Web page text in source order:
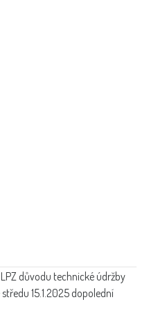
Z důvodu technické údržby
15.1.2025 dopolední